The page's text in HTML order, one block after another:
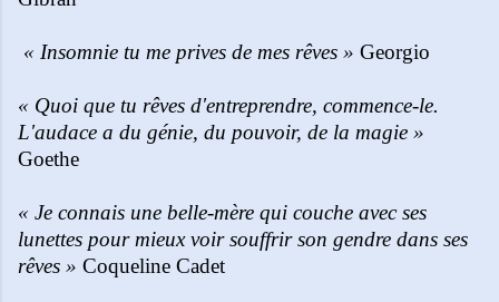
« Insomnie tu me prives de mes rêves » Georgio
« Quoi que tu rêves d'entreprendre, commence-le.
L'audace a du génie, du pouvoir, de la magie »
Goethe
« Je connais une belle-mère qui couche avec ses
lunettes pour mieux voir souffrir son gendre dans ses
rêves » Coqueline Cadet